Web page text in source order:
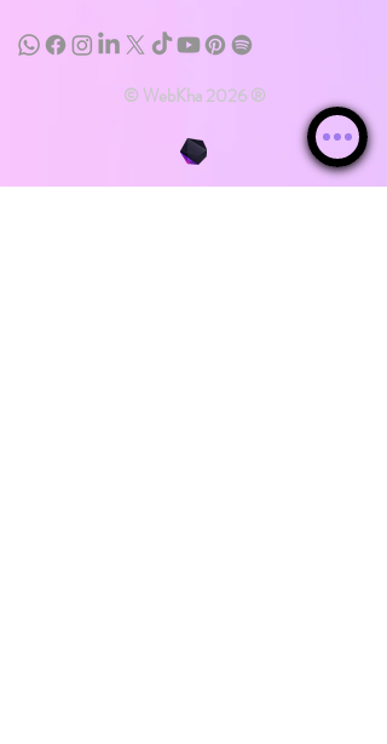
© WebKha 2026 ®